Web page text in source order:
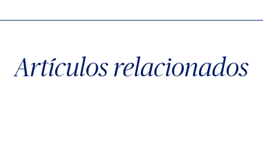
Artículos relacionados